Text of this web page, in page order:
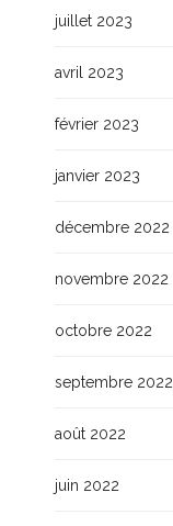
juillet 2023
avril 2023
février 2023
janvier 2023
décembre 2022
novembre 2022
octobre 2022
septembre 2022
août 2022
juin 2022